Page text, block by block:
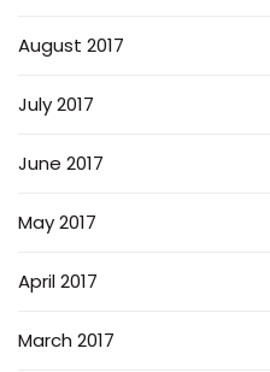
August 2017
July 2017
June 2017
May 2017
April 2017
March 2017